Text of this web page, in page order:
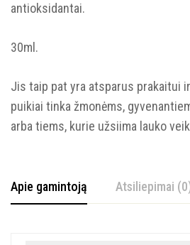
antioksidantai.
30ml.
Jis taip pat yra atsparus prakaitui
puikiai tinka žmonėms,
arba tiems, kurie užsiima lauko
Apie gamintoją Atsiliepimai